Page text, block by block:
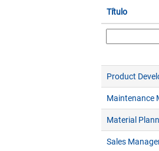
Título
Product
Maintenance
Material
Sales